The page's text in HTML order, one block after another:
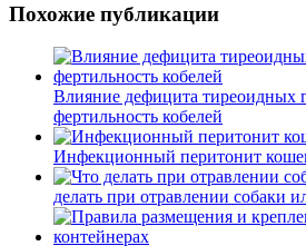
Похожие публикации
Влияние дефицита тиреоидных
фертильность кобелей
Инфекционный перитонит
делать при отравлении собаки